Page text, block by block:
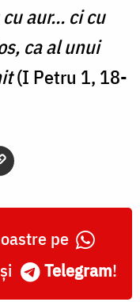
aur… ci cu
ca al unui
(I Petru 1, 18-
pe
și Telegram!